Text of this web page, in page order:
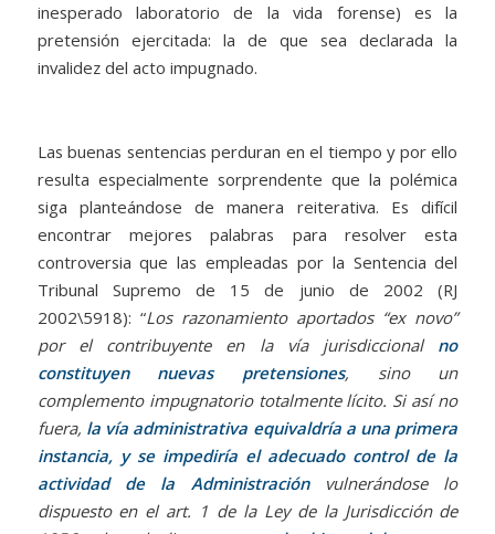
inesperado laboratorio de la vida forense) es la
pretensión ejercitada: la de que sea declarada la
invalidez del acto impugnado.
Las buenas sentencias perduran en el tiempo y por ello
resulta especialmente sorprendente que la polémica
siga planteándose de manera reiterativa. Es difícil
encontrar mejores palabras para resolver esta
controversia que las empleadas por la Sentencia del
Tribunal Supremo de 15 de junio de 2002 (RJ
2002\5918): “Los razonamiento aportados “ex novo”
por el contribuyente en la vía jurisdiccional no
constituyen nuevas pretensiones, sino un
complemento impugnatorio totalmente lícito. Si así no
fuera, la vía administrativa equivaldría a una primera
instancia, y se impediría el adecuado control de la
actividad de la Administración vulnerándose lo
dispuesto en el art. 1 de la Ley de la Jurisdicción de